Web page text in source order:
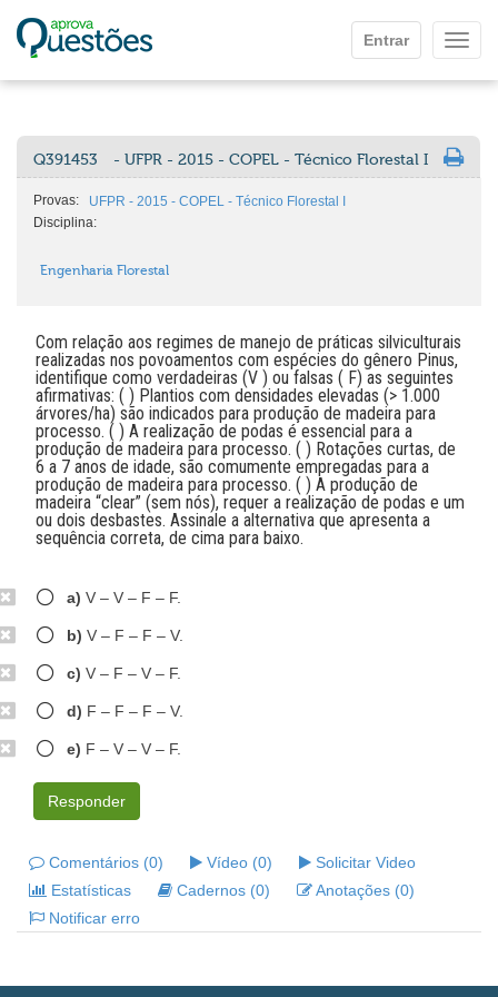
Entrar
Q391453 - UFPR - 2015 - COPEL - Técnico Florestal I
Provas:
UFPR - 2015 - COPEL - Técnico Florestal I
Disciplina:
Engenharia Florestal
Com relação aos regimes de manejo de práticas silviculturais
realizadas nos povoamentos com espécies do gênero Pinus,
identifique como verdadeiras (V ) ou falsas ( F) as seguintes
afirmativas: ( ) Plantios com densidades elevadas (> 1.000
árvores/ha) são indicados para produção de madeira para
processo. ( ) A realização de podas é essencial para a
produção de madeira para processo. ( ) Rotações curtas, de
6 a 7 anos de idade, são comumente empregadas para a
produção de madeira para processo. ( ) A produção de
madeira “clear” (sem nós), requer a realização de podas e um
ou dois desbastes. Assinale a alternativa que apresenta a
sequência correta, de cima para baixo.
a) V – V – F – F.
b) V – F – F – V.
c) V – F – V – F.
d) F – F – F – V.
e) F – V – V – F.
Responder
Comentários (0) Vídeo (0)
Solicitar Video
Estatísticas
Cadernos (0)
Anotações (0)
Notificar erro